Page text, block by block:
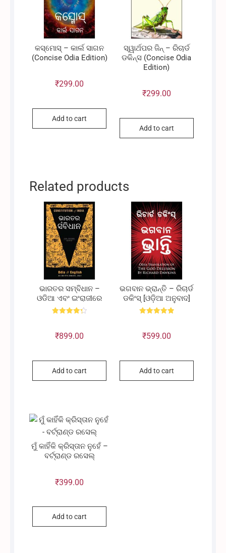
କସ୍ମୋସ୍ – କାର୍ଲ ସାଗନ
(Concise Odia Edition)
₹299.00
Add to cart
ସ୍ୱାର୍ଥପର ଜିନ୍ – ରିଚାର୍ଡ
ଡକିନ୍ସ (Concise Odia
Edition)
₹299.00
Add to cart
Related products
ଭାରତର ସମ୍ବିଧାନ –
ଓଡିଆ ଏବଂ ଇଂରାଜୀରେ
out of 5
₹899.00
Add to cart
ଭଗବାନ ଭ୍ରାନ୍ତି – ରିଚାର୍ଡ
ଡକିଂସ୍ [ଓଡ଼ିଆ ଅନୁବାଦ]
out of 5
₹599.00
Add to cart
ମୁଁ କାହିଁକି କ୍ରିସ୍ତାନ ନୁହେଁ –
ବର୍ଟ୍ରାଣ୍ଡ ରସେଲ୍
₹399.00
Add to cart